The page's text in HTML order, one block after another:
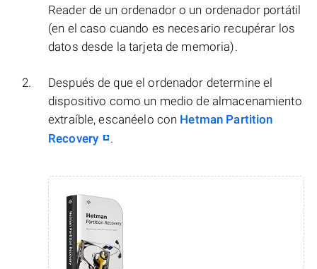
Reader de un ordenador o un ordenador portátil
(en el caso cuando es necesario recupérar los
datos desde la tarjeta de memoria).
Después de que el ordenador determine el
dispositivo como un medio de almacenamiento
extraíble, escanéelo con Hetman Partition
Recovery
.